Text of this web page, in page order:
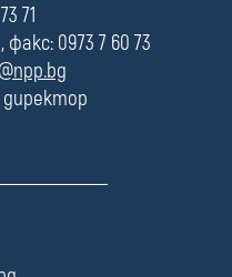
71
0973 7 60 73